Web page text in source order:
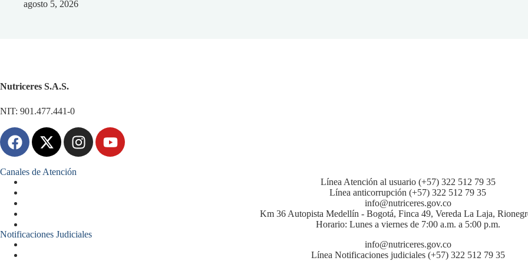
agosto 5, 2026
Nutriceres S.A.S.
NIT: 901.477.441-0
Canales de Atención
Línea Atención al usuario (+57) 322 512 79 35
Línea anticorrupción (+57) 322 512 79 35
info@nutriceres.gov.co
Km 36 Autopista Medellín - Bogotá, Finca 49, Vereda La Laja,
Horario: Lunes a viernes de 7:00 a.m. a 5:00 p.m.
Notificaciones Judiciales
info@nutriceres.gov.co
Línea Notificaciones judiciales (+57) 322 512 79 35